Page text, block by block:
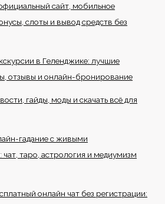
сайт, мобильное
слоты и вывод средств без
в Геленджике: лучшие
отзывы и онлайн-бронирование
гайды, моды и скачать всё для
гадание с живыми
чат, таро, астрология и медиумизм
онлайн чат без регистрации: